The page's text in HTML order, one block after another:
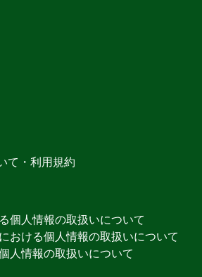
て・利用規約
個人情報の取扱いについて
おける個人情報の取扱いについて
人情報の取扱いについて